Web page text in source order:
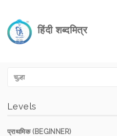
हिंदी शब्दमित्र
Levels
प्राथमिक (BEGINNER)